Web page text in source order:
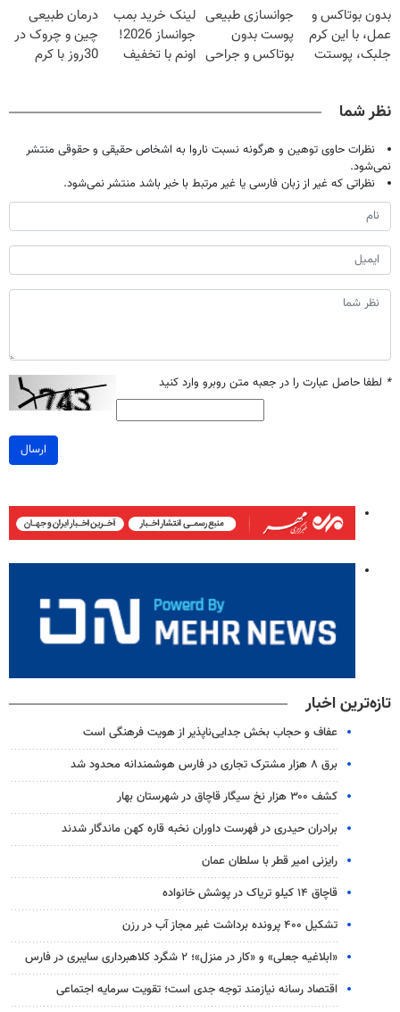
شدی🔥
تخفیف سفارش
فوری)
بدون بوتاکس و
عمل، با این کرم
جلبک، پوستت
جوانسازی طبیعی
پوست بدون
بوتاکس و جراحی
لینک خرید بمب
جوانساز 2026!
اونم با تخفیف
درمان طبیعی
چین و چروک در
30روز با کرم
نظر شما
نظرات حاوی توهین و هرگونه نسبت ناروا به اشخاص حقیقی و حقوقی منتشر
نمی‌شود.
نظراتی که غیر از زبان فارسی یا غیر مرتبط با خبر باشد منتشر نمی‌شود.
* لطفا حاصل عبارت را در جعبه متن روبرو وارد کنید
ارسال
تازه‌ترین اخبار
عفاف و حجاب بخش جدایی‌ناپذیر از هویت فرهنگی است
برق ۸ هزار مشترک تجاری در فارس هوشمندانه محدود شد
کشف ۳۰۰ هزار نخ سیگار قاچاق در شهرستان بهار
برادران حیدری در فهرست داوران نخبه قاره کهن ماندگار شدند
رایزنی امیر قطر با سلطان عمان
قاچاق ۱۴ کیلو تریاک در پوشش خانواده
تشکیل ۴۰۰ پرونده برداشت غیر مجاز آب در رزن
«ابلاغیه جعلی» و «کار در منزل»؛ ۲ شگرد کلاهبرداری سایبری در فارس
اقتصاد رسانه نیازمند توجه جدی است؛ تقویت سرمایه اجتماعی